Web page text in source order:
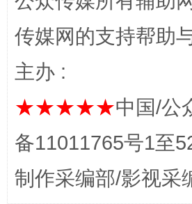
传媒网的支持帮助
主办 :
★★★★★中国/公
备11011765号1至
制作采编部/影视采